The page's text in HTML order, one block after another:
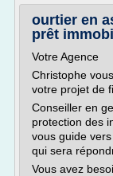
ourtier en
prêt
Votre Agence
Christophe
votre projet de
Conseiller en
protection des
vous guide
qui sera
Vous avez